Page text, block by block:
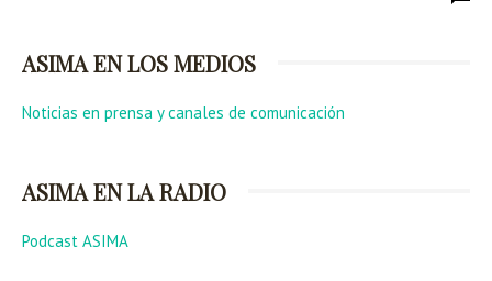
ASIMA EN LOS MEDIOS
Noticias en prensa y canales de comunicación
ASIMA EN LA RADIO
Podcast ASIMA